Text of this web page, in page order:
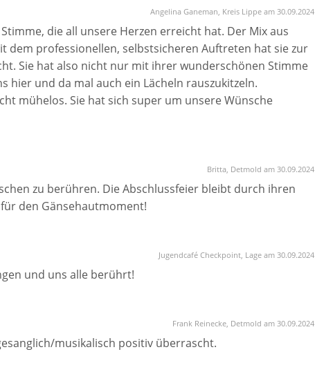
Angelina Ganeman, Kreis Lippe am 30.09.2024
die all unsere Herzen erreicht hat. Der Mix aus
dem professionellen, selbstsicheren Auftreten hat sie zur
Sie hat also nicht nur mit ihrer wunderschönen Stimme
hier und da mal auch ein Lächeln rauszukitzeln.
mühelos. Sie hat sich super um unsere Wünsche
Britta, Detmold am 30.09.2024
zu berühren. Die Abschlussfeier bleibt durch ihren
den Gänsehautmoment!
Jugendcafé Checkpoint, Lage am 30.09.2024
und uns alle berührt!
Frank Reinecke, Detmold am 30.09.2024
musikalisch positiv überrascht.